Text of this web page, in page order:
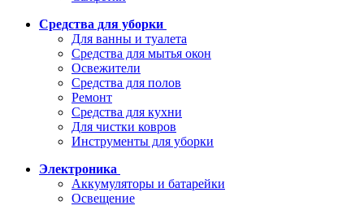
Средства для уборки
Для ванны и туалета
Средства для мытья окон
Освежители
Средства для полов
Ремонт
Средства для кухни
Для чистки ковров
Инструменты для уборки
Электроника
Аккумуляторы и батарейки
Освещение